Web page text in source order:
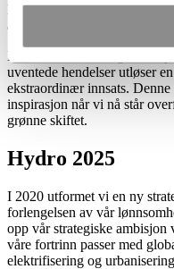
lønnsom og mer bærekraftig
ansatte, våre kunder og våre
Midt i alle utfordringene lar
uventede hendelser utløser
ekstraordinær innsats.
inspirasjon når vi nå står
grønne skiftet.
Hydro 2025
I 2020 utformet vi en ny
forlengelsen av vår
opp vår strategiske ambisjon
våre fortrinn passer med
elektrifisering og